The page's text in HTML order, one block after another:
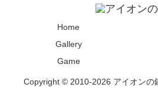
Home
Gallery
Game
Copyright © 2010-2026 アイオンの